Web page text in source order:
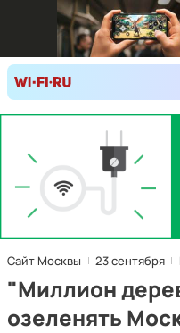
Сайт Москвы 23 сентября
"Миллион
озеленять